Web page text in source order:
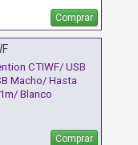
Comprar
CTIWF/ USB
Macho/ Hasta
Blanco
Comprar